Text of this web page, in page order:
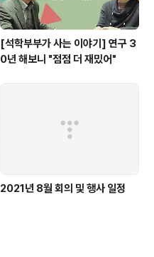
[석학부부가 사는 이야기] 연구 3
0년 해보니 "점점 더 재밌어"
2021년 8월 회의 및 행사 일정